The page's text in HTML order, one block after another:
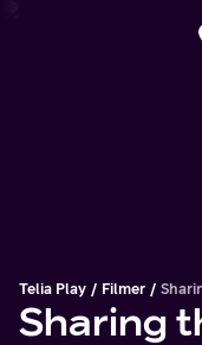
Telia Play Filmer
Sharing